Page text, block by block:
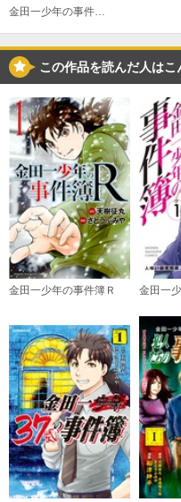
Ｆｉｌ
必要ポ
Ｆｉｌ
必要ポ
Ｆｉ
必要ポ
Ｆｉｌ
必要ポ
Ｆｉｌ
必要ポ
金田一少年の事件簿 短編集
この作品を読んだ人は
金田一少年の事件簿Ｒ